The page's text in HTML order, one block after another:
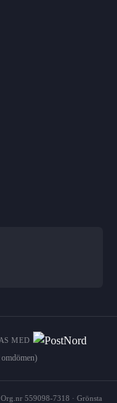
MED
559098-7318 · Grönsta